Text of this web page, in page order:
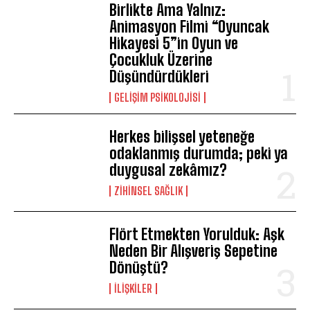
Birlikte Ama Yalnız:
Animasyon Filmi “Oyuncak
Hikayesi 5”in Oyun ve
Çocukluk Üzerine
Düşündürdükleri
GELIŞIM PSIKOLOJISI
Herkes bilişsel yeteneğe
odaklanmış durumda; peki ya
duygusal zekâmız?
ZIHINSEL SAĞLIK
Flört Etmekten Yorulduk: Aşk
Neden Bir Alışveriş Sepetine
Dönüştü?
İLIŞKILER